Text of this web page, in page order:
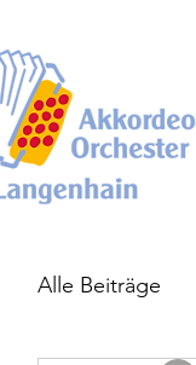
Alle Beiträge